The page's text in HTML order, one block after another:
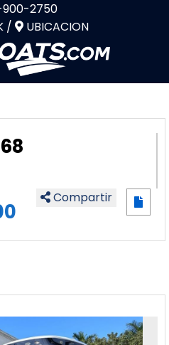
2750
/
UBICACION
Compartir